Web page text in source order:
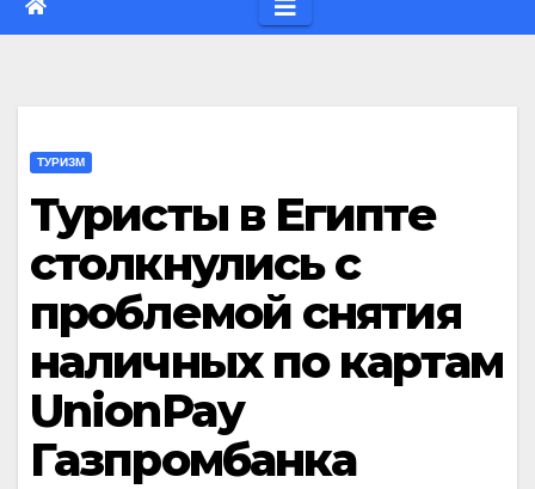
ТУРИЗМ
Туристы в Египте
столкнулись с
проблемой снятия
наличных по картам
UnionPay
Газпромбанка